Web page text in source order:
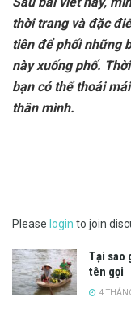
thời trang và đặc
tiên để phối những
này xuống phố.
bạn có thể thoải
thân mình.
Please login to join
Tại sao
tên gọi
4